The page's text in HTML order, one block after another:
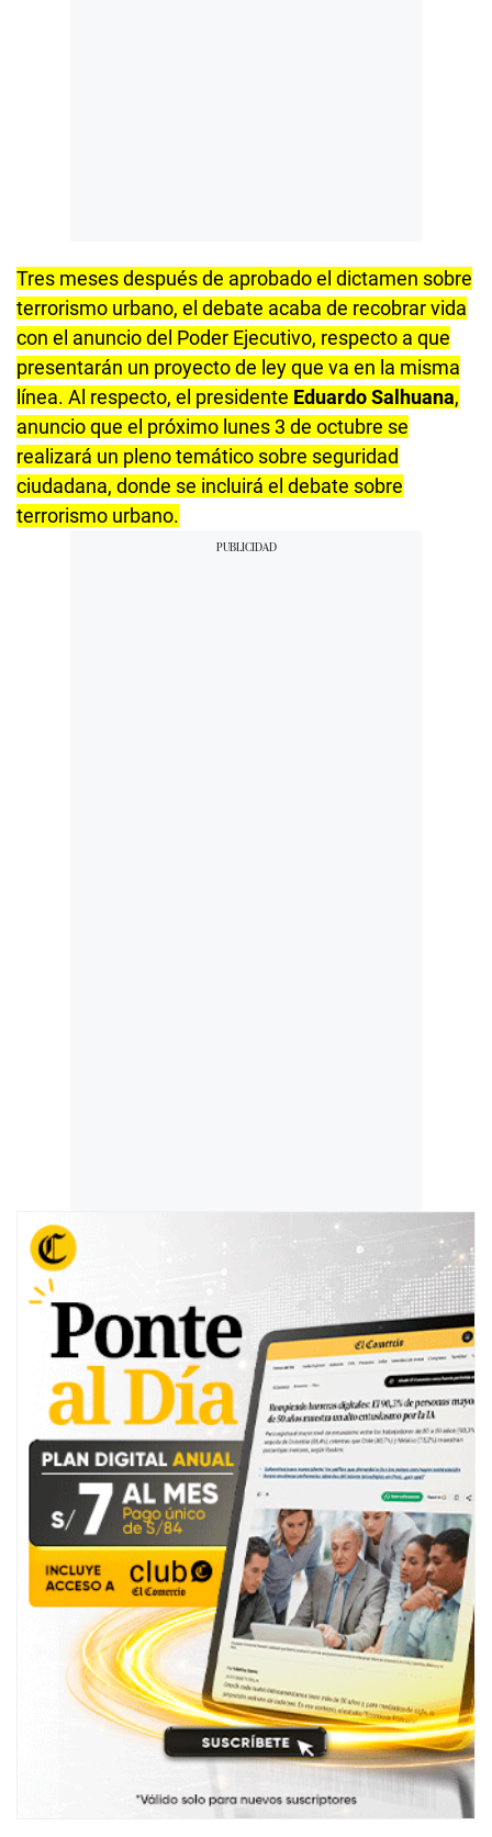
Tres meses después de aprobado el dictamen sobre
terrorismo urbano, el debate acaba de recobrar vida
con el anuncio del Poder Ejecutivo, respecto a que
presentarán un proyecto de ley que va en la misma
línea. Al respecto, el presidente Eduardo Salhuana,
anuncio que el próximo lunes 3 de octubre se
realizará un pleno temático sobre seguridad
ciudadana, donde se incluirá el debate sobre
terrorismo urbano.